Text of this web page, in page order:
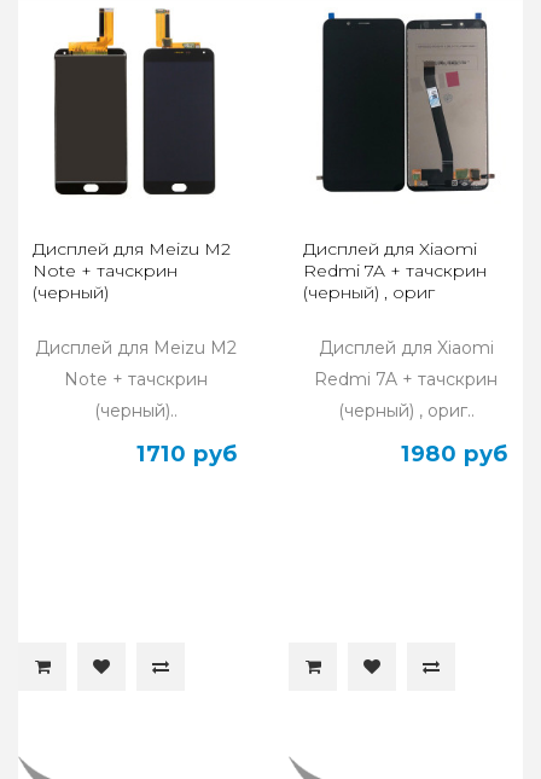
Дисплей для Meizu M2
Note + тачскрин
(черный)
Дисплей для Meizu M2
Note + тачскрин
(черный)..
1710 руб
Дисплей для Xiaomi
Redmi 7A + тачскрин
(черный) , ориг
Дисплей для Xiaomi
Redmi 7A + тачскрин
(черный) , ориг..
1980 руб